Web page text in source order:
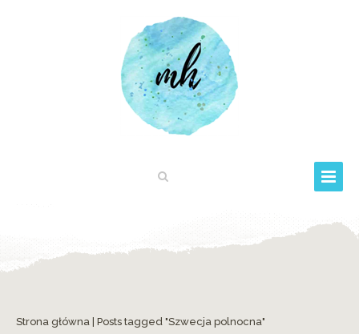
Strona główna Posts tagged "Szwecja polnocna"